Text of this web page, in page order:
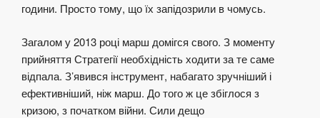
години. Просто тому, що їх запідозрили в чомусь.
Загалом у 2013 році марш домігся свого. З моменту
прийняття Стратегії необхідність ходити за те саме
відпала. З’явився інструмент, набагато зручніший і
ефективніший, ніж марш. До того ж це збіглося з
кризою, з початком війни. Сили дещо